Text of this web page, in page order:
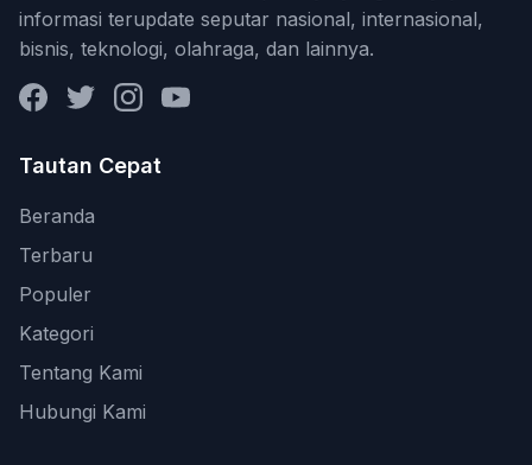
informasi terupdate seputar nasional, internasional,
bisnis, teknologi, olahraga, dan lainnya.
FacebookTwitterInstagramYouTube
Tautan Cepat
Beranda
Terbaru
Populer
Kategori
Tentang Kami
Hubungi Kami